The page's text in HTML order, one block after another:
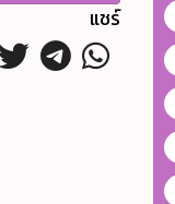
แชร์